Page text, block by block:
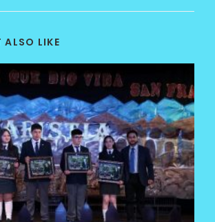
LIKE